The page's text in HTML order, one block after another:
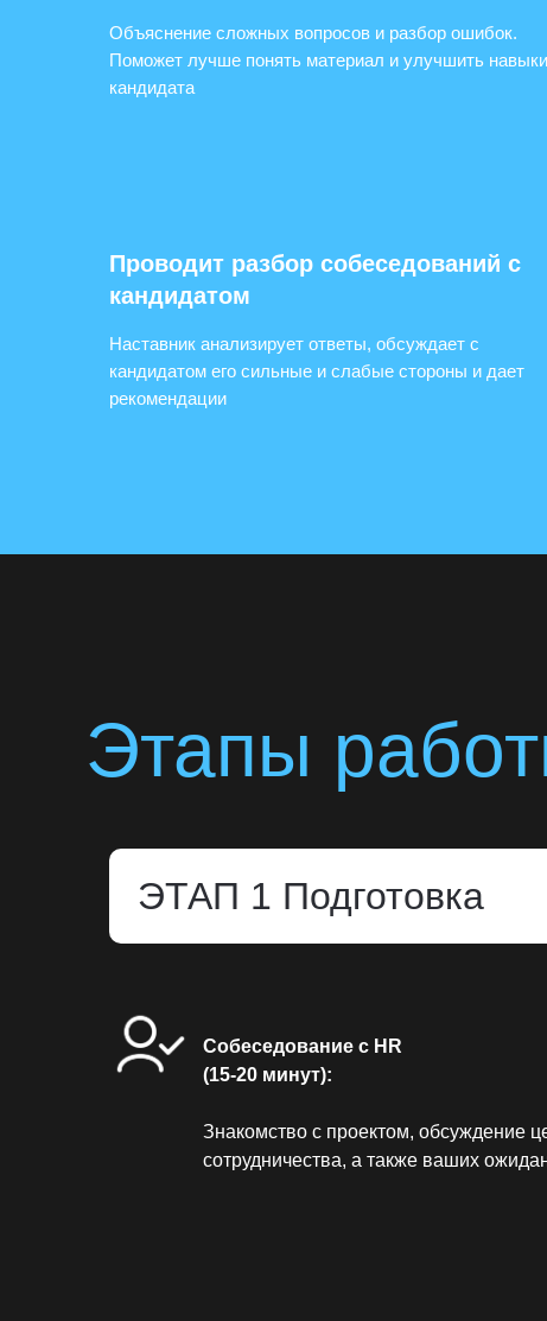
Объяснение сложных вопросов и разбор ошибок.
Поможет лучше понять материал и улучшить навыки
кандидата
Проводит разбор собеседований с
кандидатом
Наставник анализирует ответы, обсуждает с
кандидатом его сильные и слабые стороны и дает
рекомендации
Собеседование с HR
(15-20 минут):
Знакомство с проектом, обсуждение
сотрудничества, а также ваших
ЭТАП 1 Подготовка
Этапы